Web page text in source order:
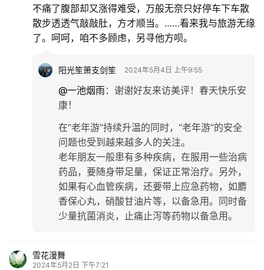
不痛了腹部却又涨得难受，万般无奈只好停车下车散
散步透透气敲敲肚，方才顺当。……看来我与旅游无缘
了。呵呵，咱不多顾虑，另寻他方呗。
阳光笙箫支剑笙 2024年5月4日 上午9:55
@一池烟雨： 谢谢好友来访美评！春天快乐安
康！
在“老年游”持续升温的同时，“老年游”的安全
问题也受到越来越多人的关注。
老年朋友一般患有多种疾病，在服用一些治病
药品，要随身带足量，保证正常治疗。另外，
如果有心血管疾病，还要带上应急药物，如麝
香保心丸，硝酸甘油片等，以备急用。同时备
少量抗菌消炎，止痛止泻等药物以备急用。
雪花漫舞
2024年5月2日 下午7:21